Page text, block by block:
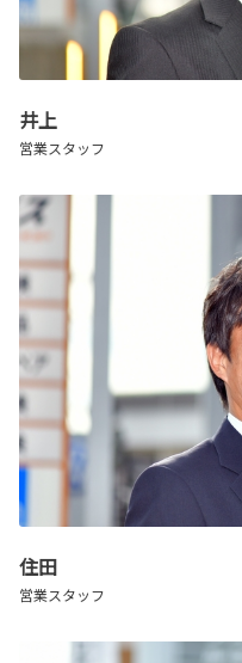
井上
営業スタッフ
住田
営業スタッフ